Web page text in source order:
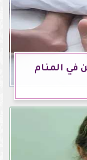
في المنام